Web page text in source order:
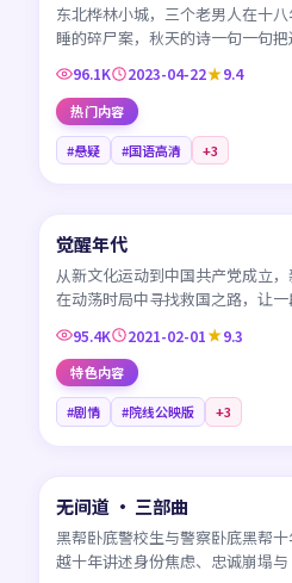
东北桦林小城，三个老男人在十
睡的碎尸案，秋天的诗一句一句把
96.1K 2023-04-22 9.4
热门内容
#悬疑 #国语高清 +3
CN
觉醒年代
从新文化运动到中国共产党成立
在动荡时局中寻找救国之路，让一
95.4K 2021-02-01 9.3
特色内容
#剧情 #院线公映版 +3
HK
无间道 · 三部曲
黑帮卧底警校生与警察卧底黑帮
越十年讲述身份焦虑、忠诚崩塌与